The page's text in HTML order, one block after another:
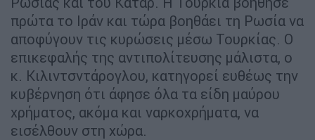
πρώτα το Ιράν και τώρα βοηθάει τη Ρωσία να
αποφύγουν τις κυρώσεις μέσω Τουρκίας. Ο
επικεφαλής της αντιπολίτευσης μάλιστα, ο
κ. Κιλιντσντάρογλου, κατηγορεί ευθέως την
κυβέρνηση ότι άφησε όλα τα είδη μαύρου
χρήματος, ακόμα και ναρκοχρήματα, να
εισέλθουν στη χώρα.